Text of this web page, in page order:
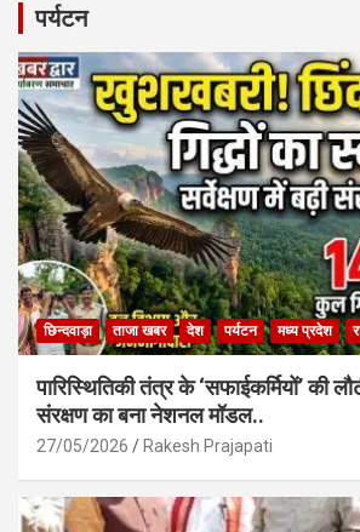
b
o
o
k
A
p
p
पर्यटन
छिन्दवाड़ा ताजा खबर देश पर्यटन मध्य प्रदेश
पारिस्थितिकी तंत्र के ‘सफाईकर्मियों’ की
संरक्षण का बना नेशनल मॉडल..
27/05/2026 Rakesh Prajapati